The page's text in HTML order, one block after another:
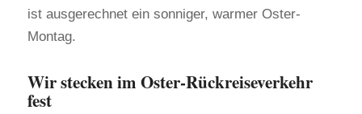
ist ausgerechnet ein sonniger, warmer Oster-
Montag.
Wir stecken im Oster-Rückreiseverkehr
fest